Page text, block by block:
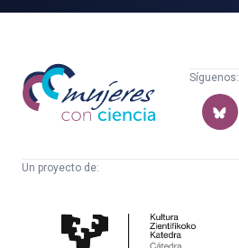
Mujeres
con
ciencia
Síguenos:
Un proyecto de:
Cultura